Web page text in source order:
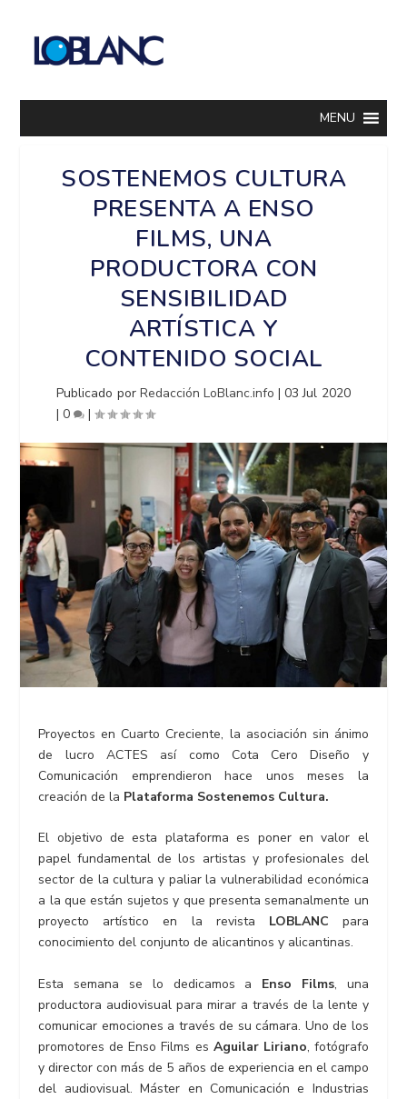
MENU
SOSTENEMOS CULTURA
PRESENTA A ENSO
FILMS, UNA
PRODUCTORA CON
SENSIBILIDAD
ARTÍSTICA Y
CONTENIDO SOCIAL
Publicado por Redacción LoBlanc.info |03 Jul 2020
|0 |
Proyectos en Cuarto Creciente, la asociación sin ánimo
de lucro ACTES así como Cota Cero Diseño y
Comunicación emprendieron hace unos meses la
creación de la Plataforma Sostenemos Cultura.
El objetivo de esta plataforma es poner en valor el
papel fundamental de los artistas y profesionales del
sector de la cultura y paliar la vulnerabilidad económica
a la que están sujetos y que presenta semanalmente un
proyecto artístico en la revista LOBLANC para
conocimiento del conjunto de alicantinos y alicantinas.
Esta semana se lo dedicamos a Enso Films, una
productora audiovisual para mirar a través de la lente y
comunicar emociones a través de su cámara. Uno de los
promotores de Enso Films es Aguilar Liriano, fotógrafo
y director con más de 5 años de experiencia en el campo
del audiovisual. Máster en Comunicación e Industrias